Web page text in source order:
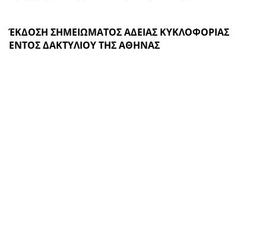
ΈΚΔΟΣΗ ΣΗΜΕΙΩΜΑΤΟΣ ΑΔΕΙΑΣ ΚΥΚΛΟΦΟΡΙΑΣ
ΕΝΤΟΣ ΔΑΚΤΥΛΙΟΥ ΤΗΣ ΑΘΗΝΑΣ